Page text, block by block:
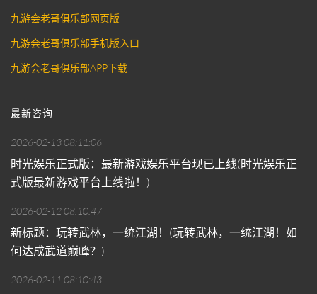
九游会老哥俱乐部网页版
九游会老哥俱乐部手机版入口
九游会老哥俱乐部APP下载
最新咨询
2026-02-13 08:11:06
时光娱乐正式版：最新游戏娱乐平台现已上线(时光娱乐正
式版最新游戏平台上线啦！)
2026-02-12 08:10:47
新标题：玩转武林，一统江湖！(玩转武林，一统江湖！如
何达成武道巅峰？)
2026-02-11 08:10:43